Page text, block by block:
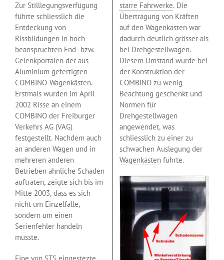
Zur Stilllegungsverfügung
führte schliesslich die
Entdeckung von
Rissbildungen in hoch
beanspruchten End- bzw.
Gelenkportalen der aus
Aluminium gefertigten
COMBINO-Wagenkästen.
Erstmals wurden im April
2002 Risse an einem
COMBINO der Freiburger
Verkehrs AG (VAG)
festgestellt. Nachdem auch
an anderen Wagen und in
mehreren anderen
Betrieben ähnliche Schäden
auftraten, zeigte sich bis im
Mitte 2003, dass es sich
nicht um Einzelfälle,
sondern um einen
Serienfehler handeln
musste.
starre Fahrwerke. Die
Übertragung von Kräften
auf den Wagenkasten war
dadurch deutlich grösser als
bei Drehgestellwagen.
Diesem Umstand wurde bei
der Konstruktion der
COMBINO zu wenig
Beachtung geschenkt und
Normen für
Drehgestellwagen
angewendet, was
schliesslich zu einer zu
schwachen Auslegung der
Wagenkästen führte.